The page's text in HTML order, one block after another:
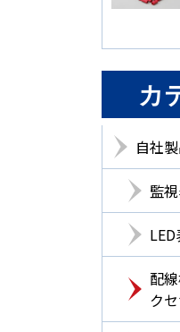
カ
自社
監
配
ク